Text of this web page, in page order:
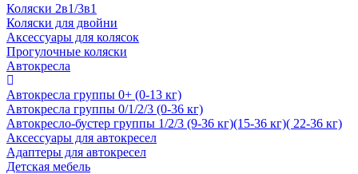
Коляски 2в1/3в1
Коляски для двойни
Аксессуары для колясок
Прогулочные коляски
Автокресла
Автокресла группы 0+ (0-13 кг)
Автокресла группы 0/1/2/3 (0-36 кг)
Автокресло-бустер группы 1/2/3 (9-36 кг)(15-36 кг)( 22-36 кг)
Аксессуары для автокресел
Адаптеры для автокресел
Детская мебель